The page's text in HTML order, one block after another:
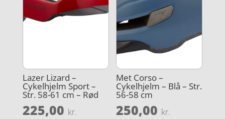
Lazer Lizard –
Cykelhjelm Sport –
Str. 58-61 cm – Rød
225,00 kr.
Met Corso –
Cykelhjelm – Blå – Str.
56-58 cm
250,00 kr.